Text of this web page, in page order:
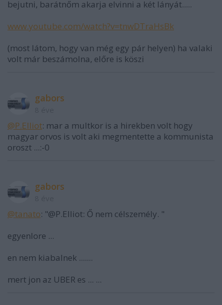
bejutni, barátnőm akarja elvinni a két lányát.....
www.youtube.com/watch?v=tnwDTraHsBk
(most látom, hogy van még egy pár helyen) ha valaki
volt már beszámolna, előre is köszi
gabors
@P.Elliot: mar a multkor is a hirekben volt hogy
magyar orvos is volt aki megmentette a kommunista
oroszt ...:-0
gabors
@tanato: "@P.Elliot: Ő nem célszemély. "
egyenlore ...
en nem kiabalnek .......
mert jon az UBER es ... ...